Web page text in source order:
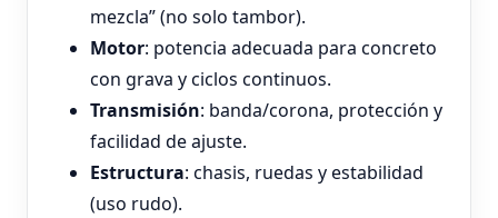
mezcla” (no solo tambor).
Motor: potencia adecuada para concreto
con grava y ciclos continuos.
Transmisión: banda/corona, protección y
facilidad de ajuste.
Estructura: chasis, ruedas y estabilidad
(uso rudo).